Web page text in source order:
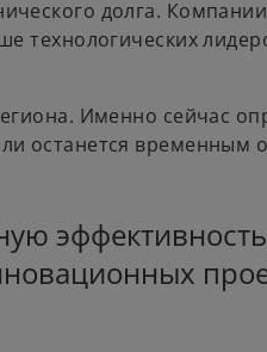
долга.
технологических
Именно сейчас
останется временным